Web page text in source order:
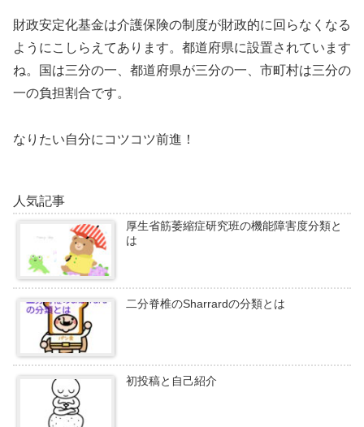
財政安定化基金は介護保険の制度が財政的に回らなくなる
ようにこしらえてあります。都道府県に設置されています
ね。国は三分の一、都道府県が三分の一、市町村は三分の
一の負担割合です。
なりたい自分にコツコツ前進！
人気記事
厚生省筋萎縮症研究班の機能障害度分類と
は
二分脊椎のSharrardの分類とは
初投稿と自己紹介